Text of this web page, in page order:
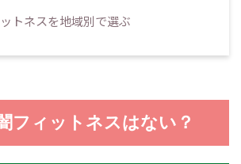
トネスを地域別で選ぶ
フィットネスはない？